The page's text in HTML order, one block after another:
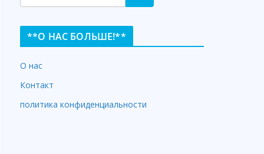
**О НАС БОЛЬШЕ!**
О нас
Контакт
политика конфиденциальности